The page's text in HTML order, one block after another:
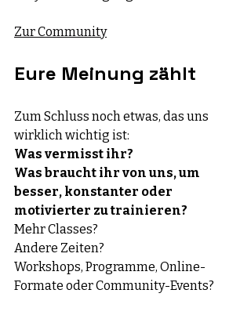
Zur Community
Eure Meinung zählt
Zum Schluss noch etwas, das uns
wirklich wichtig ist:
Was vermisst ihr?
Was braucht ihr von uns, um
besser, konstanter oder
motivierter zu trainieren?
Mehr Classes?
Andere Zeiten?
Workshops, Programme, Online-
Formate oder Community-Events?